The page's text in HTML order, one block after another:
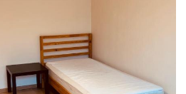
Huur:400 €
Kosten:115 €
12 maanden, 5-6 maanden
Domiciliëring:Nee